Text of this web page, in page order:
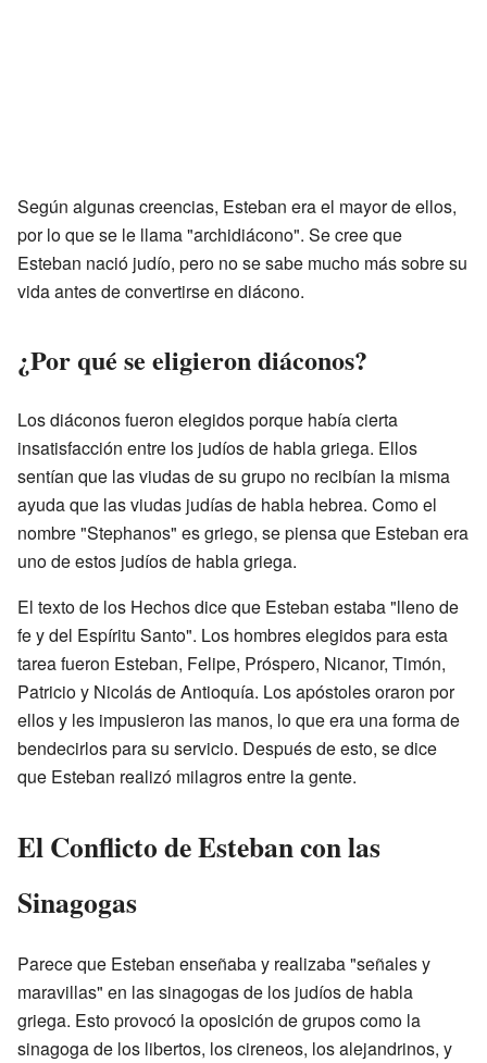
Según algunas creencias, Esteban era el mayor de ellos,
por lo que se le llama "archidiácono". Se cree que
Esteban nació judío, pero no se sabe mucho más sobre su
vida antes de convertirse en diácono.
¿Por qué se eligieron diáconos?
Los diáconos fueron elegidos porque había cierta
insatisfacción entre los judíos de habla griega. Ellos
sentían que las viudas de su grupo no recibían la misma
ayuda que las viudas judías de habla hebrea. Como el
nombre "Stephanos" es griego, se piensa que Esteban era
uno de estos judíos de habla griega.
El texto de los Hechos dice que Esteban estaba "lleno de
fe y del Espíritu Santo". Los hombres elegidos para esta
tarea fueron Esteban, Felipe, Próspero, Nicanor, Timón,
Patricio y Nicolás de Antioquía. Los apóstoles oraron por
ellos y les impusieron las manos, lo que era una forma de
bendecirlos para su servicio. Después de esto, se dice
que Esteban realizó milagros entre la gente.
El Conflicto de Esteban con las
Sinagogas
Parece que Esteban enseñaba y realizaba "señales y
maravillas" en las sinagogas de los judíos de habla
griega. Esto provocó la oposición de grupos como la
sinagoga de los libertos, los cireneos, los alejandrinos, y